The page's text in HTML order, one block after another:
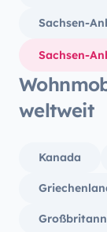
Sachsen-
Sachsen-
weltweit
Kanada